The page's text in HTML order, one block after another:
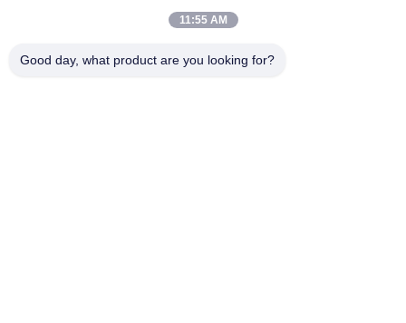
Connecteur de coude de coulée par coulée de tubes en
11:55 AM
Good day, what product are you looking for?